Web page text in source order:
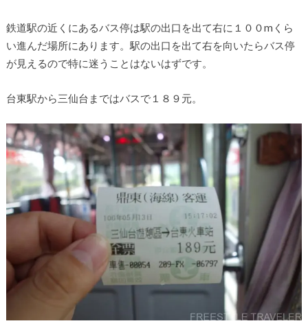
鉄道駅の近くにあるバス停は駅の出口を出て右に１００mくら
い進んだ場所にあります。駅の出口を出て右を向いたらバス停
が見えるので特に迷うことはないはずです。
台東駅から三仙台まではバスで１８９元。